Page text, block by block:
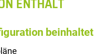
beinhaltet